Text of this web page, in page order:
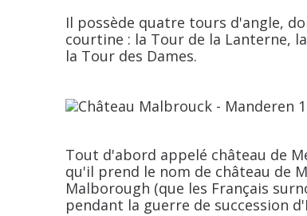
Il possède quatre tours d'angle,
courtine : la Tour de la Lanterne, la
la Tour des Dames.
Tout d'abord appelé château de
qu'il prend le nom de château de
Malborough (que les Français
pendant la guerre de succession